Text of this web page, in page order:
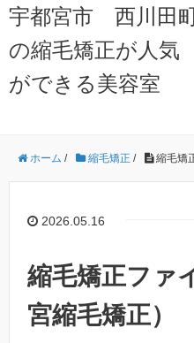
宇都宮市 西川田
の縮毛矯正が人
ができる美容室
ホーム / 縮毛矯正 / 縮毛矯
2026.05.16
縮毛矯正ファ
宮縮毛矯正）